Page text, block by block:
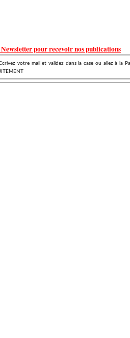
pour recevoir nos publications
Ecrivez votre mail et validez dans la case ou allez à la